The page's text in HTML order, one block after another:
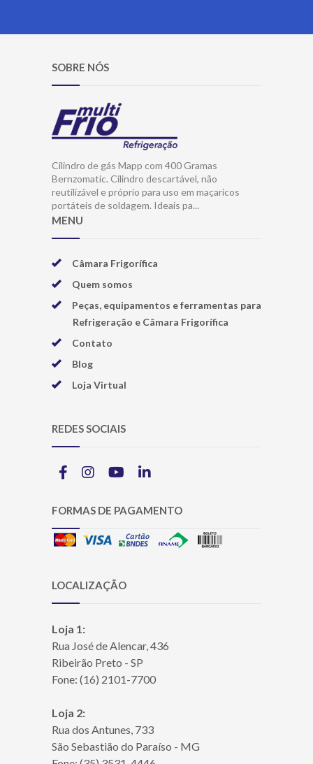
SOBRE NÓS
Cilindro de gás Mapp com 400 Gramas
Bernzomatic. Cilindro descartável, não
reutilizável e próprio para uso em maçaricos
portáteis de soldagem. Ideais pa...
MENU
Câmara Frigorífica
Quem somos
Peças, equipamentos e ferramentas para
Refrigeração e Câmara Frigorífica
Contato
Blog
Loja Virtual
REDES SOCIAIS
FORMAS DE PAGAMENTO
LOCALIZAÇÃO
Loja 1:
Rua José de Alencar, 436
Ribeirão Preto - SP
Fone: (16) 2101-7700
Loja 2:
Rua dos Antunes, 733
São Sebastião do Paraíso - MG